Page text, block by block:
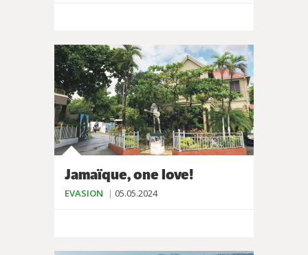
Jamaïque, one love!
EVASION 05.05.2024